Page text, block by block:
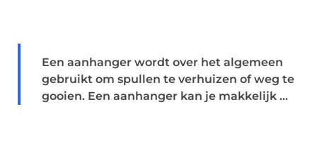
Een aanhanger wordt over het algemeen
gebruikt om spullen te verhuizen of weg te
gooien. Een aanhanger kan je makkelijk ...